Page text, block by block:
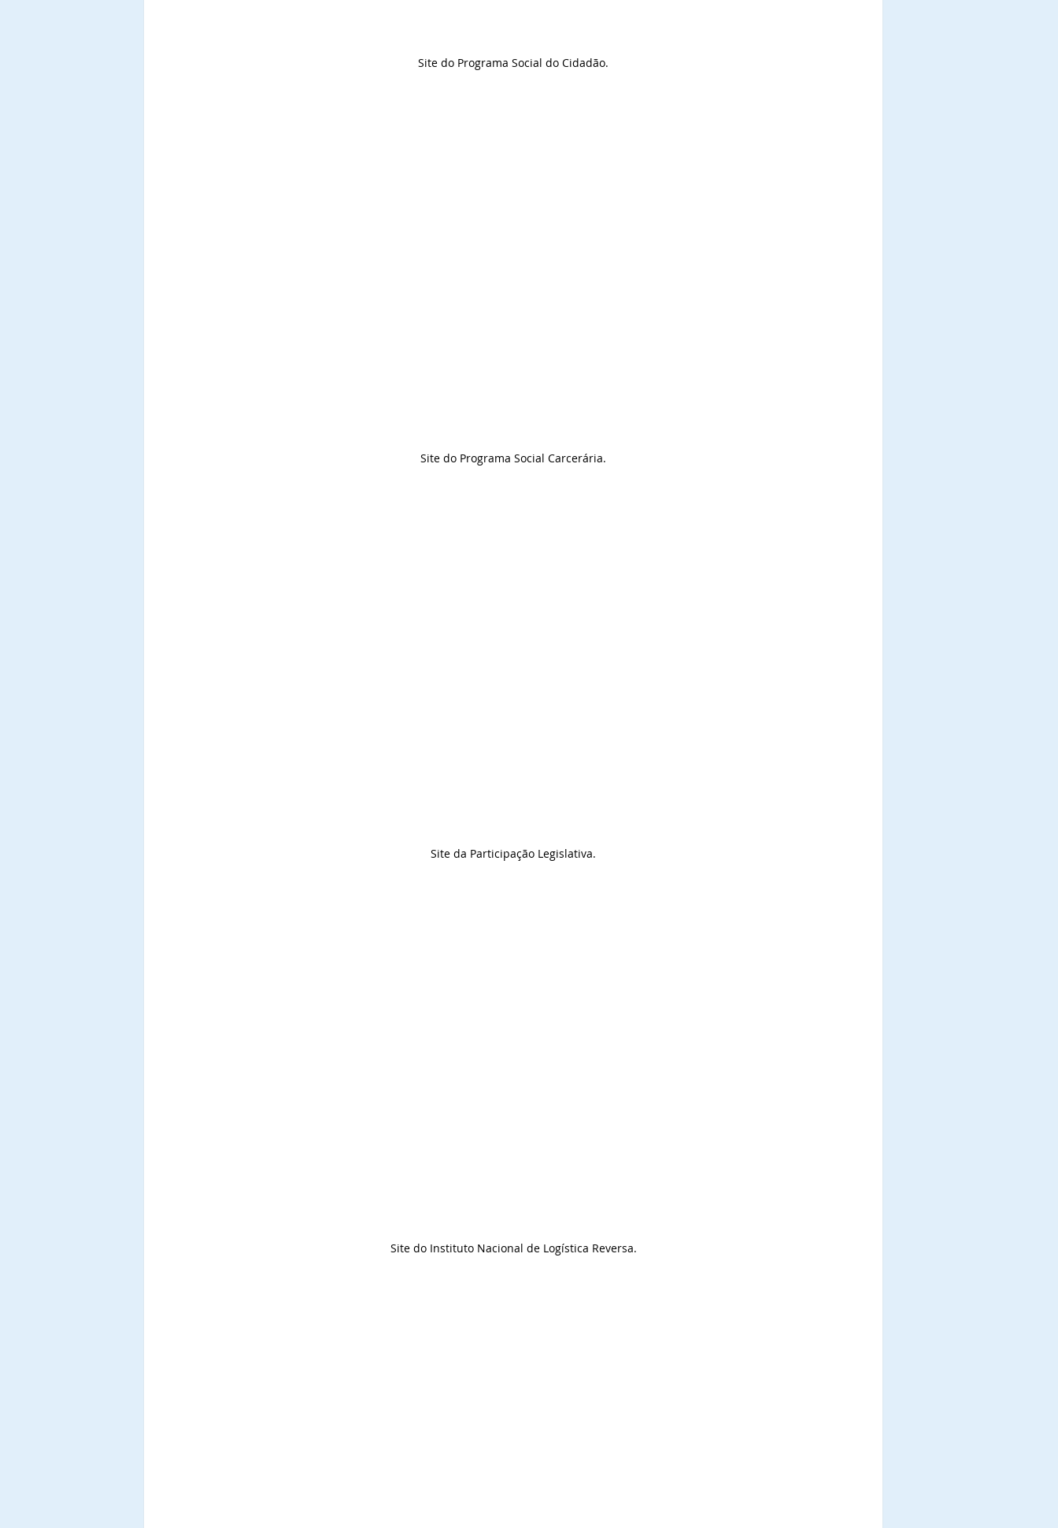
Site do Programa Social do Cidadão.
Site do Programa Social Carcerária.
Site da Participação Legislativa.
Site do Instituto Nacional de Logística Reversa.